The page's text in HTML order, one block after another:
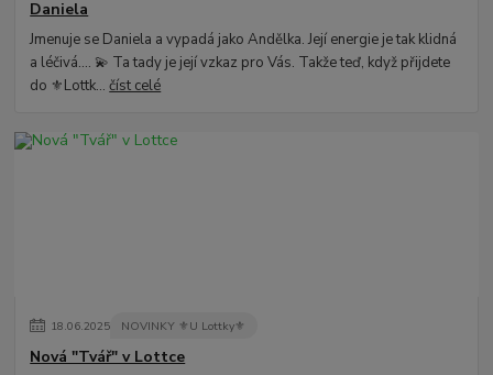
Daniela
Jmenuje se Daniela a vypadá jako Andělka. Její energie je tak klidná
a léčivá.... 💫 Ta tady je její vzkaz pro Vás. Takže teď, když přijdete
do ⚜️Lottk...číst celé
18.06.2025 NOVINKY ⚜️U Lottky⚜️
Nová "Tvář" v Lottce